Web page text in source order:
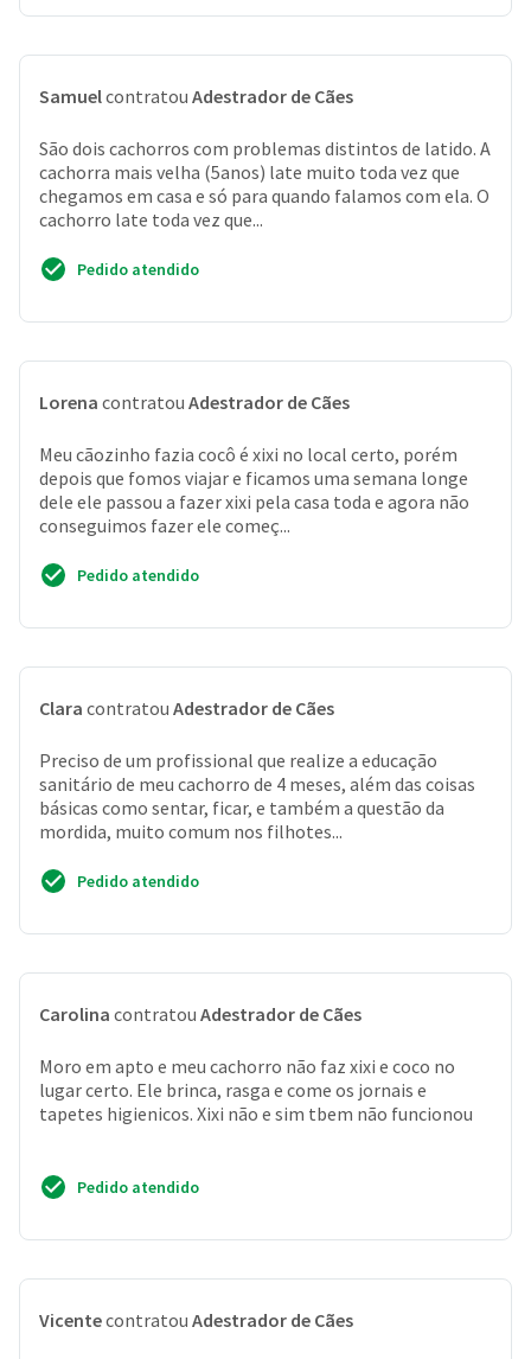
Samuelcontratou Adestrador de Cães
São dois cachorros com problemas distintos de latido. A
cachorra mais velha (5anos) late muito toda vez que
chegamos em casa e só para quando falamos com ela. O
cachorro late toda vez que...
Pedido atendido
Lorena contratou Adestrador de Cães
Meu cãozinho fazia cocô é xixi no local certo, porém
depois que fomos viajar e ficamos uma semana longe
dele ele passou a fazer xixi pela casa toda e agora não
conseguimos fazer ele começ...
Pedido atendido
Clara contratou Adestrador de Cães
Preciso de um profissional que realize a educação
sanitário de meu cachorro de 4 meses, além das coisas
básicas como sentar, ficar, e também a questão da
mordida, muito comum nos filhotes...
Pedido atendido
Carolina contratou Adestrador de Cães
Moro em apto e meu cachorro não faz xixi e coco no
lugar certo. Ele brinca, rasga e come os jornais e
tapetes higienicos. Xixi não e sim tbem não funcionou
Pedido atendido
Vicentecontratou Adestrador de Cães